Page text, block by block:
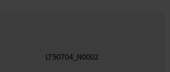
LT90704_N0002